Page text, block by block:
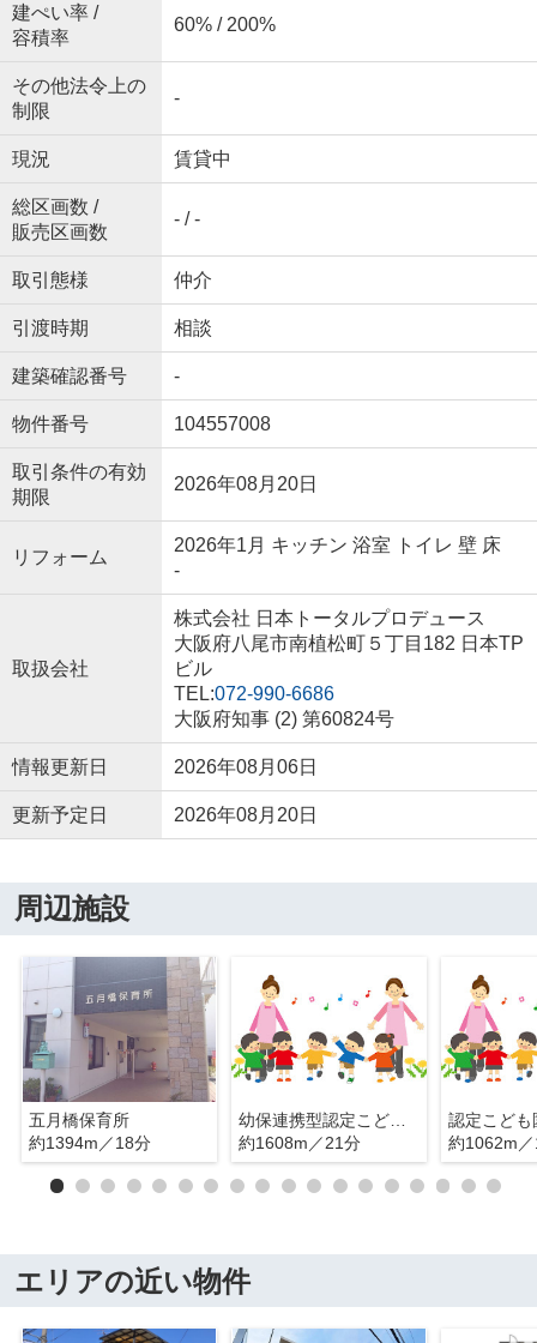
建ぺい率 /
容積率
60% / 200%
その他法令上の
制限
-
現況 賃貸中
総区画数 /
販売区画数
- / -
取引態様 仲介
引渡時期 相談
建築確認番号 -
物件番号 104557008
取引条件の有効
期限
2026年08月20日
リフォーム
2026年1月 キッチン 浴室 トイレ 壁 床
-
取扱会社
株式会社 日本トータルプロデュース
大阪府八尾市南植松町５丁目182 日本TP
ビル
TEL:072-990-6686
大阪府知事 (2) 第60824号
情報更新日 2026年08月06日
更新予定日 2026年08月20日
周辺施設
五月橋保育所
約1394m／18分
幼保連携型認定こども園さくら保育園
約1608m／21分
約1062m
エリアの近い物件